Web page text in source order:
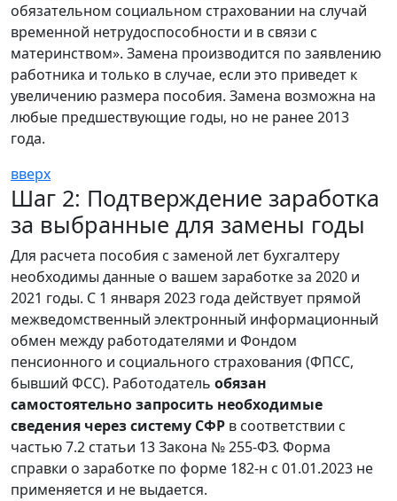
обязательном социальном страховании на случай
временной нетрудоспособности и в связи с
материнством». Замена производится по заявлению
работника и только в случае, если это приведет к
увеличению размера пособия. Замена возможна на
любые предшествующие годы, но не ранее 2013
года.
вверх
Шаг 2: Подтверждение заработка
за выбранные для замены годы
Для расчета пособия с заменой лет бухгалтеру
необходимы данные о вашем заработке за 2020 и
2021 годы. С 1 января 2023 года действует прямой
межведомственный электронный информационный
обмен между работодателями и Фондом
пенсионного и социального страхования (ФПСС,
бывший ФСС). Работодатель обязан
самостоятельно запросить необходимые
сведения через систему СФР в соответствии с
частью 7.2 статьи 13 Закона № 255-ФЗ. Форма
справки о заработке по форме 182-н с 01.01.2023 не
применяется и не выдается.